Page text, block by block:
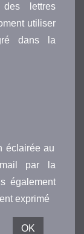
lettres
utiliser
dans la
éclairée au
par la
également
exprimé